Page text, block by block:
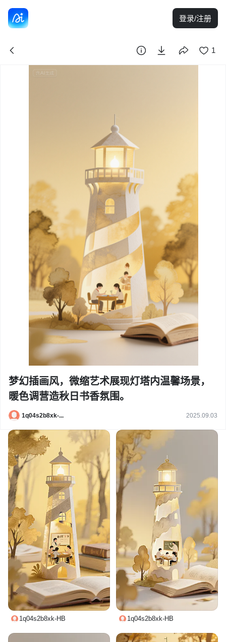
登录/注册
1
梦幻插画风，微缩艺术展现灯塔内温馨场景，
暖色调营造秋日书香氛围。
1q04s2b8xk-... 2025.09.03
1q04s2b8xk-HB 1q04s2b8xk-HB